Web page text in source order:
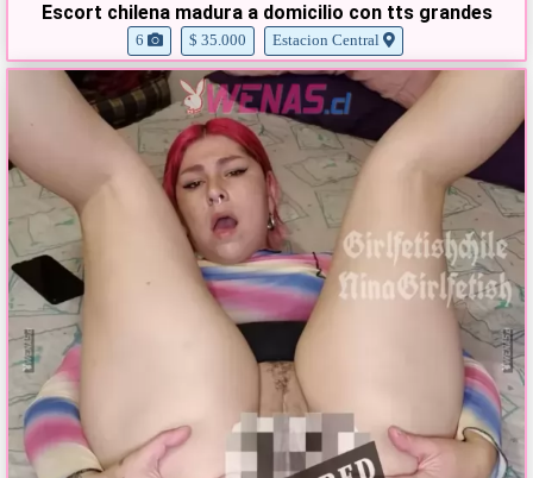
Escort chilena madura a domicilio con tts grandes
6 $ 35.000 Estacion Central